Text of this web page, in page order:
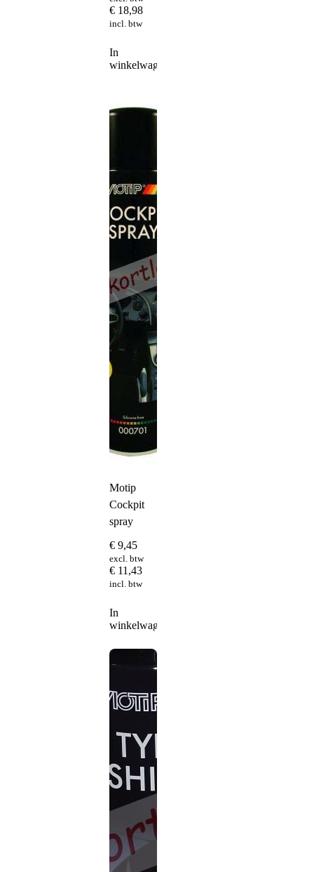
€ 18,98
incl. btw
In
winkelwagen
Motip
Cockpit
spray
€ 9,45
excl. btw
€ 11,43
incl. btw
In
winkelwagen